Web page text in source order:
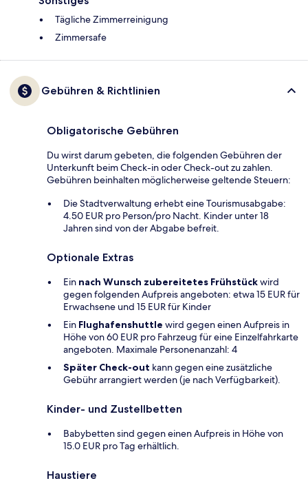
Tägliche Zimmerreinigung
Zimmersafe
Gebühren & Richtlinien
Obligatorische Gebühren
Du wirst darum gebeten, die folgenden Gebühren der
Unterkunft beim Check-in oder Check-out zu zahlen.
Gebühren beinhalten möglicherweise geltende Steuern:
Die Stadtverwaltung erhebt eine Tourismusabgabe:
4.50 EUR pro Person/pro Nacht. Kinder unter 18
Jahren sind von der Abgabe befreit.
Optionale Extras
Ein nach Wunsch zubereitetes Frühstückwird
gegen folgenden Aufpreis angeboten: etwa 15 EUR für
Erwachsene und 15 EUR für Kinder
Ein Flughafenshuttle wird gegen einen Aufpreis in
Höhe von 60 EUR pro Fahrzeug für eine Einzelfahrkarte
angeboten. Maximale Personenanzahl: 4
Später Check-out kann gegen eine zusätzliche
Gebühr arrangiert werden (je nach Verfügbarkeit).
Kinder- und Zustellbetten
Babybetten sind gegen einen Aufpreis in Höhe von
15.0 EUR pro Tag erhältlich.
Haustiere